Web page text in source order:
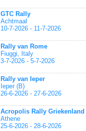
GTC Rally
Achtmaal
10-7-2026 - 11-7-2026
Rally van Rome
Fiuggi, Italy
3-7-2026 - 5-7-2026
Rally van Ieper
Ieper (B)
26-6-2026 - 27-6-2026
Acropolis Rally Griekenland
Athene
25-6-2026 - 28-6-2026